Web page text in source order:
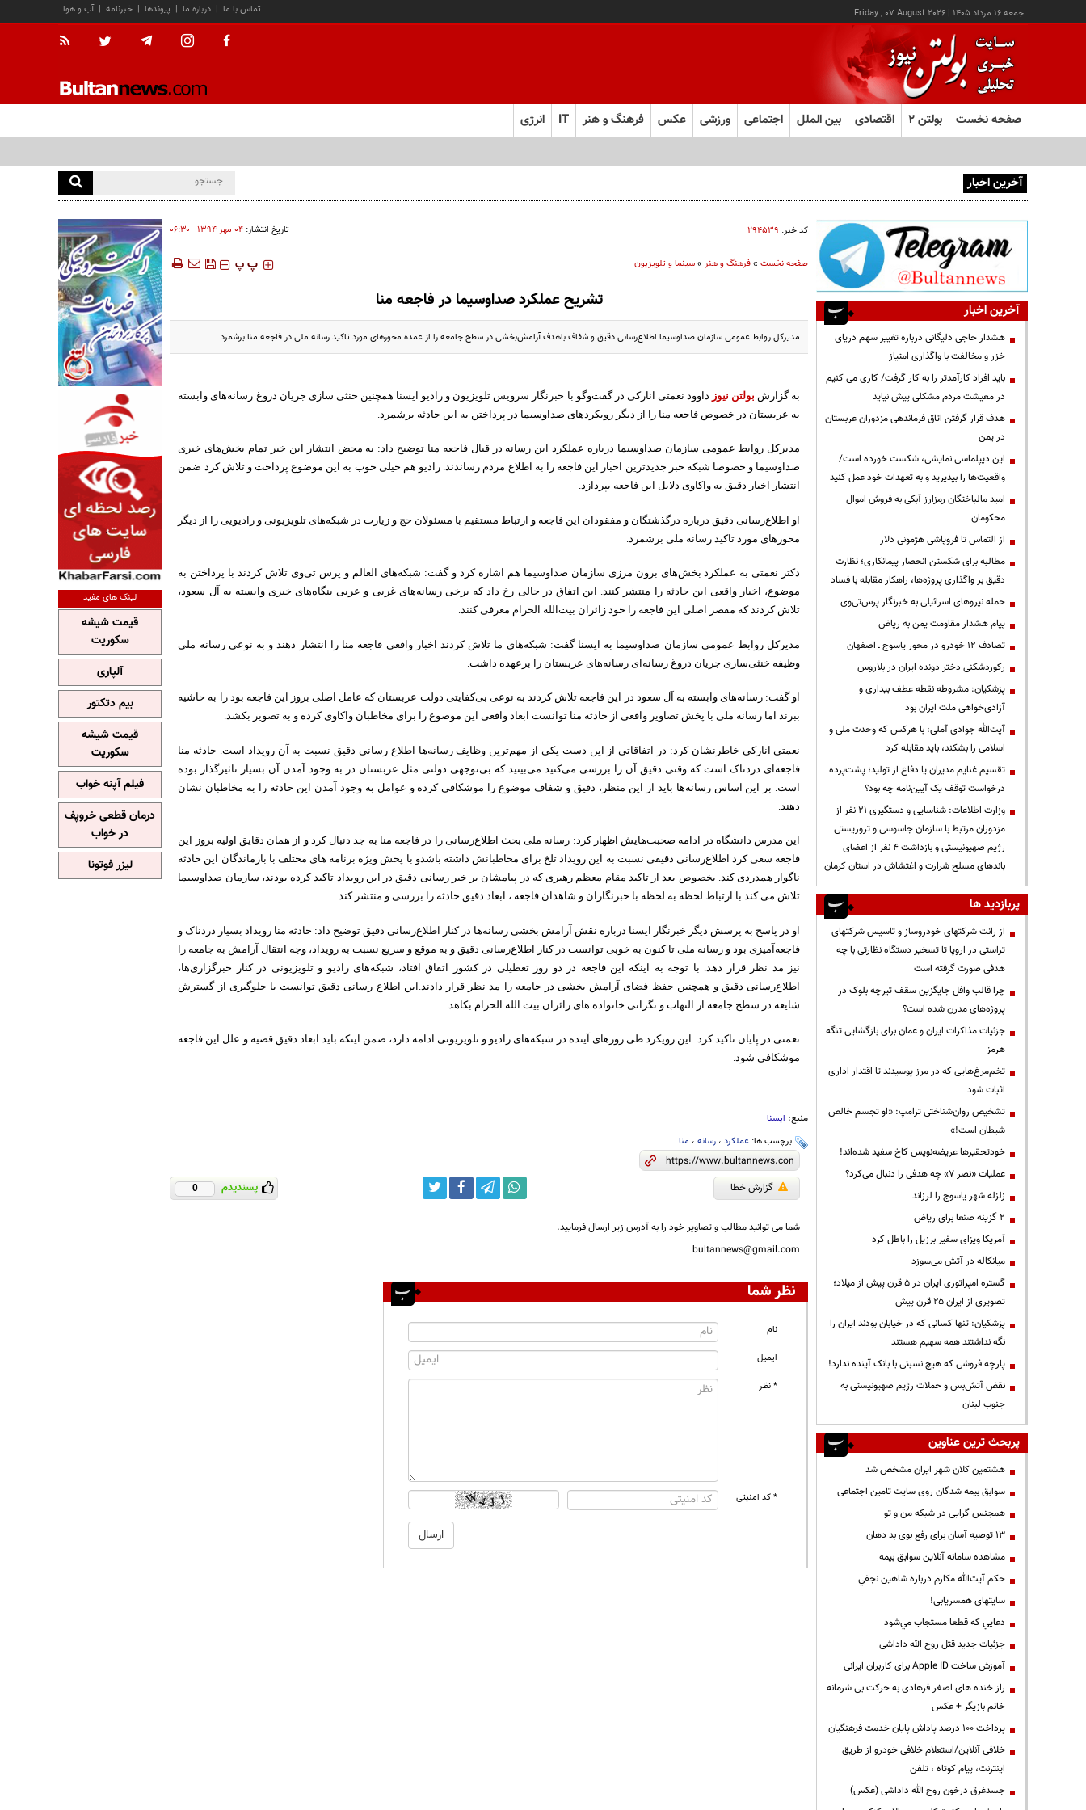
جمعه ۱۶ مرداد ۱۴۰۵ |
Friday , 07 August 2026 آب و هوا | خبرنامه | پیوندها | درباره ما | تماس با ما
صفحه نخست بولتن ۲ اقتصادی بین الملل اجتماعی ورزشی عکس فرهنگ و هنر IT انرژی
آخرین اخبار
کد خبر: ۲۹۴۵۳۹ تاریخ انتشار: ۰۴ مهر ۱۳۹۴ - ۰۶:۳۰
صفحه نخست»فرهنگ و هنر»سینما و تلویزیون ‍‍‍ پ پ
تشریح عملکرد صداوسیما در فاجعه منا
مدیرکل روابط عمومی سازمان صداوسیما اطلاع‌رسانی دقیق و شفاف باهدف آرامش‌بخشی در سطح جامعه را از عمده محورهای مورد تاکید رسانه ملی در فاجعه منا برشمرد.
به گزارش بولتن نیوز داوود نعمتی انارکی در گفت‌وگو با خبرنگار سرویس تلویزیون و رادیو ایسنا همچنین خنثی سازی جریان دروغ رسانه‌های وابسته
به عربستان در خصوص فاجعه منا را از دیگر رویکردهای صداوسیما در پرداختن به این حادثه برشمرد.
مدیرکل روابط عمومی سازمان صداوسیما درباره عملکرد این رسانه در قبال فاجعه منا توضیح داد: به محض انتشار این خبر تمام بخش‌های خبری
صداوسیما و خصوصا شبکه خبر جدیدترین اخبار این فاجعه را به اطلاع مردم رساندند. رادیو هم خیلی خوب به این موضوع پرداخت و تلاش کرد ضمن
انتشار اخبار دقیق به واکاوی دلایل این فاجعه بپردازد.
او اطلاع‌رسانی دقیق درباره درگذشتگان و مفقودان این فاجعه و ارتباط مستقیم با مسئولان حج و زیارت در شبکه‌های تلویزیونی و رادیویی را از دیگر
محورهای مورد تاکید رسانه ملی برشمرد.
دکتر نعمتی به عملکرد بخش‌های برون مرزی سازمان صداوسیما هم اشاره کرد و گفت: شبکه‌های العالم و پرس تی‌وی تلاش کردند با پرداختن به
موضوع، اخبار واقعی این حادثه را منتشر کنند. این اتفاق در حالی رخ داد که برخی رسانه‌های غربی و عربی بنگاه‌های خبری وابسته به آل سعود،
تلاش کردند که مقصر اصلی این فاجعه را خود زائران بیت‌الله الحرام معرفی کنند.
مدیرکل روابط عمومی سازمان صداوسیما به ایسنا گفت: شبکه‌های ما تلاش کردند اخبار واقعی فاجعه منا را انتشار دهند و به نوعی رسانه ملی
وظیفه خنثی‌سازی جریان دروغ رسانه‌ای رسانه‌های عربستان را برعهده داشت.
او گفت: رسانه‌های وابسته به آل سعود در این فاجعه تلاش کردند به نوعی بی‌کفایتی دولت عربستان که عامل اصلی بروز این فاجعه بود را به حاشیه
ببرند اما رسانه‌ ملی با پخش تصاویر واقعی از حادثه منا توانست ابعاد واقعی این موضوع را برای مخاطبان واکاوی کرده و به تصویر بکشد.
نعمتی انارکی خاطرنشان کرد: در اتفاقاتی از این دست یکی از مهم‌ترین وظایف رسانه‌ها اطلاع رسانی دقیق نسبت به آن رویداد است. حادثه منا
فاجعه‌ای دردناک است که وقتی دقیق آن را بررسی می‌کنید می‌بینید که بی‌توجهی دولتی مثل عربستان در به وجود آمدن آن بسیار تاثیرگذار بوده
است. بر این اساس رسانه‌ها باید از این منظر، دقیق و شفاف موضوع را موشکافی کرده و عوامل به وجود آمدن این حادثه را به مخاطبان نشان
دهند.
این مدرس دانشگاه در ادامه صحبت‌هایش اظهار کرد: رسانه ملی بحث اطلاع‌رسانی را در فاجعه منا به جد دنبال کرد و از همان دقایق اولیه بروز این
فاجعه سعی کرد اطلاع‌رسانی دقیقی نسبت به این رویداد تلخ برای مخاطبانش داشته باشدو با پخش ویژه برنامه های مختلف با بازماندگان این حادثه
ناگوار همدردی کند. بخصوص بعد از تاکید مقام معظم رهبری که در پیامشان بر خبر رسانی دقیق در این رویداد تاکید کرده بودند، سازمان صداوسیما
تلاش می کند با ارتباط لحظه به لحظه با خبرنگاران و شاهدان فاجعه ، ابعاد دقیق حادثه را بررسی و منتشر کند.
او در پاسخ به پرسش دیگر خبرنگار ایسنا درباره نقش آرامش بخشی رسانه‌ها در کنار اطلاع‌رسانی دقیق توضیح داد: حادثه منا رویداد بسیار دردناک و
فاجعه‌آمیزی بود و رسانه ملی تا کنون به خوبی توانست در کنار اطلاع‌رسانی دقیق و به موقع و سریع نسبت به رویداد، وجه انتقال آرامش‌ به جامعه را
نیز مد نظر قرار دهد. با توجه به اینکه این فاجعه در دو روز تعطیلی در کشور اتفاق افتاد، شبکه‌های رادیو و تلویزیونی در کنار خبرگزاری‌ها،
اطلاع‌رسانی دقیق و همچنین حفظ فضای آرامش بخشی در جامعه را مد نظر قرار دادند.این اطلاع رسانی دقیق توانست با جلوگیری از گسترش
شایعه در سطح جامعه از التهاب و نگرانی خانواده های زائران بیت الله الحرام بکاهد.
نعمتی در پایان تاکید کرد: این رویکرد طی روزهای آینده در شبکه‌های رادیو و تلویزیونی ادامه دارد، ضمن اینکه باید ابعاد دقیق قضیه و علل این فاجعه
موشکافی شود.
منبع: ایسنا
برچسب ها: عملکرد، رسانه، منا
گزارش خطا پسندیدم 0
شما می توانید مطالب و تصاویر خود را به آدرس زیر ارسال فرمایید.
bultannews@gmail.com
نظر شما
نام
ایمیل
* نظر
* کد امنیتی
آخرین اخبار
هشدار حاجی دلیگانی درباره تغییر سهم دریای
خزر و مخالفت با واگذاری امتیاز
باید افراد کارآمدتر را به کار گرفت/ کاری می کنیم
در معیشت مردم مشکلی پیش نیاید
هدف قرار گرفتن اتاق‌ فرماندهی مزدوران عربستان
در یمن
این دیپلماسی نمایشی، شکست خورده است/
واقعیت‌ها را بپذیرید و به تعهدات خود عمل کنید
امید مالباختگان رمزارز آبکی به فروش اموال
محکومان
از التماس تا فروپاشی هژمونی دلار
مطالبه برای شکستن انحصار پیمانکاری؛ نظارت
دقیق بر واگذاری پروژه‌ها، راهکار مقابله با فساد
حمله نیروهای اسرائیلی به خبرنگار پرس‌تی‌وی
پیام هشدار مقاومت یمن به ریاض
تصادف ۱۲ خودرو در محور یاسوج ـ اصفهان
رکوردشکنی دختر دونده ایران در بلاروس
پزشکیان: مشروطه نقطه عطف بیداری و
آزادی‌خواهی ملت ایران بود
آیت‌الله جوادی آملی: با هرکس که وحدت ملی و
اسلامی را بشکند، باید مقابله کرد
تقسیم غنایم مدیران یا دفاع از تولید؛ پشت‌پرده
درخواست توقف یک آیین‌نامه چه بود؟
وزارت اطلاعات: شناسایی و دستگیری ۲۱ نفر از
مزدوران مرتبط با سازمان جاسوسی و تروریستی
رژیم صهیونیستی و بازداشت ۴ نفر از اعضای
باندهای مسلح شرارت و اغتشاش در استان کرمان
پربازدید ها
از رانت‌ شرکتهای خودروساز و تاسیس شرکتهای
تراستی در اروپا تا تسخیر دستگاه نظارتی با چه
هدفی صورت گرفته است
چرا قالب وافل جایگزین سقف تیرچه بلوک در
پروژه‌های مدرن شده است؟
جزئیات مذاکرات ایران و عمان برای بازگشایی تنگه
هرمز
تخم‌مرغ‌هایی که در مرز پوسیدند تا اقتدار اداری
اثبات شود
تشخیص روان‌شناختی ترامپ: «او تجسم خالص
شیطان است!»
خودتحقیرها عریضه‌نویس کاخ سفید شده‌اند!
عملیات «نصر ۷» چه هدفی را دنبال می‌کرد؟
زلزله شهر یاسوج را لرزاند
۲ گزینه صنعا برای ریاض
آمریکا ویزای سفیر برزیل را باطل کرد
میانکاله در آتش می‌سوزد
گستره امپراتوری ایران در ۵ قرن پیش از میلاد؛
تصویری از ایران ۲۵ قرن پیش
پزشکیان: تنها کسانی که در خیابان بودند ایران را
نگه نداشتند همه سهیم هستند
پارچه فروشی که هیچ نسبتی با بانک آینده ندارد!
نقض آتش‌بس و حملات رژیم صهیونیستی به
جنوب لبنان
پربحث ترین عناوین
هشتمین کلان شهر ایران مشخص شد
سوابق بیمه شدگان روی سایت تامین اجتماعی
همجنس گرایی در شبکه من و تو
13 توصیه آسان برای رفع بوی بد دهان
مشاهده سامانه آنلاين سوابق بیمه
حكم آيت‌الله مكارم درباره شاهين نجفي
سایتهای همسریابی!
دعايي كه قطعا مستجاب مي‌شود
جزئیات جدید قتل روح الله داداشی
آموزش ساخت Apple ID برای کاربران ایرانی
راز خنده های اصغر فرهادی به حرکت بی شرمانه
خانم بازیگر + عکس
پرداخت ۱۰۰ درصد پاداش پایان خدمت فرهنگیان
خلافی آنلاین/استعلام خلافی خودرو از طریق
اینترنت، پیام کوتاه ، تلفن
جسدغرق درخون روح الله داداشی (عکس)
لینک های مفید
قیمت شیشه
سکوریت
آلپاری
بیم دتکتور
قیمت شیشه
سکوریت
فیلم آپنه خواب
درمان قطعی خروپف
در خواب
لیزر فوتونا